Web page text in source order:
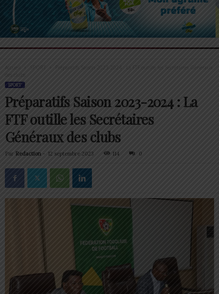
Accueil
Préparatifs Saison 2023-2024 : La FTF outille les Secrétaires Généraux
SPORT
Préparatifs Saison 2023-2024 : La
FTF outille les Secrétaires
Généraux des clubs
Par Redaction - 12 septembre 2023 114 0